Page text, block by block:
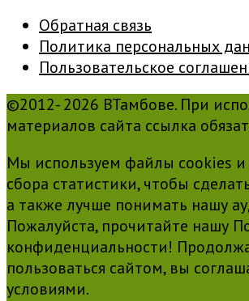
Обратная связь
Политика персональных
Пользовательское
©2012- 2026 ВТамбове. При
материалов сайта ссылка
Мы используем файлы cookies и
сбора статистики, чтобы
а также лучше понимать нашу
Пожалуйста, прочитайте нашу
конфиденциальности!
пользоваться сайтом, вы
условиями.